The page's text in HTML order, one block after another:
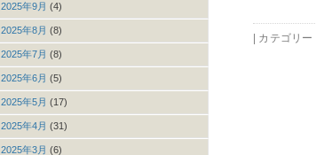
| カテゴリー
2025年9月 (4)
2025年8月 (8)
2025年7月 (8)
2025年6月 (5)
2025年5月 (17)
2025年4月 (31)
2025年3月 (6)